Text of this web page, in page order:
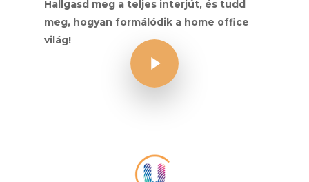
Hallgasd meg a teljes interjút, és tudd
meg, hogyan formálódik a home office
világ!
Play Video